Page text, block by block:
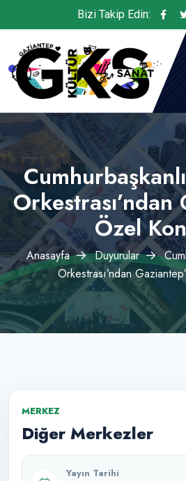
Bizi Takip Edin:
Orkestrası’ndan
Özel
Anasayfa Duyurular
Orkestrası’ndan
MERKEZ
Diğer Merkezler
Yayın Tarihi